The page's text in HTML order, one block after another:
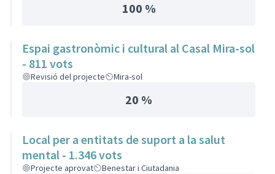
100 %
Espai gastronòmic i cultural al Casal Mira-sol
- 811 vots
Revisió del projecte Mira-sol
20 %
Local per a entitats de suport a la salut
mental - 1.346 vots
Projecte aprovat Benestar i Ciutadania